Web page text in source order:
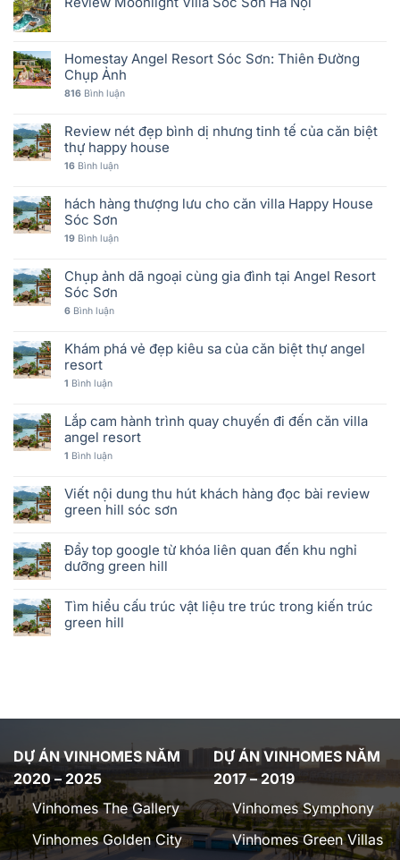
Homestay Angel Resort Sóc Sơn: Thiên Đường
Chụp Ảnh
816 Bình luận
Review nét đẹp bình dị nhưng tinh tế của căn biệt
thự happy house
16 Bình luận
hách hàng thượng lưu cho căn villa Happy House
Sóc Sơn
19 Bình luận
Chụp ảnh dã ngoại cùng gia đình tại Angel Resort
Sóc Sơn
6 Bình luận
Khám phá vẻ đẹp kiêu sa của căn biệt thự angel
resort
1 Bình luận
Lắp cam hành trình quay chuyến đi đến căn villa
angel resort
1 Bình luận
Viết nội dung thu hút khách hàng đọc bài review
green hill sóc sơn
Đẩy top google từ khóa liên quan đến khu nghỉ
dưỡng green hill
Tìm hiểu cấu trúc vật liệu tre trúc trong kiến trúc
green hill
DỰ ÁN VINHOMES NĂM
2020 – 2025
Vinhomes The Gallery
Vinhomes Golden City
DỰ ÁN VINHOMES NĂM
2017 – 2019
Vinhomes Symphony
Vinhomes Green Villas